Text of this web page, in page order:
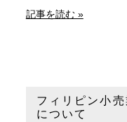
記事を読む »
フィリピン小
について